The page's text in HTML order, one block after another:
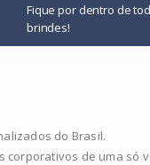
Fique por dentro de
brindes!
do Brasil.
corporativos de uma só